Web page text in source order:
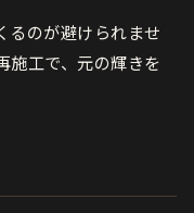
るのが避けられませ
施工で、元の輝きを